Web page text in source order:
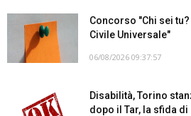
Concorso "Chi sei
Civile Universale"
06/08/2026 09:37:57
Disabilità, Torino
dopo il Tar, la sfida